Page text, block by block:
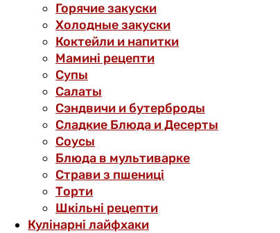
Горячие закуски
Холодные закуски
Коктейли и напитки
Мамині рецепти
Супы
Салаты
Сэндвичи и бутерброды
Сладкие Блюда и Десерты
Соусы
Блюда в мультиварке
Страви з пшениці
Торти
Шкільні рецепти
Кулінарні лайфхаки